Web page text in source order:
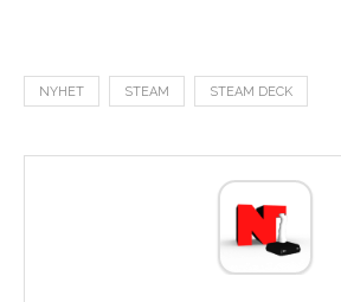
NYHET STEAM STEAM DECK